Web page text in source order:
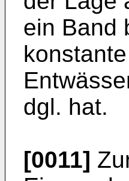
ein Band
dgl. hat.
[0011]